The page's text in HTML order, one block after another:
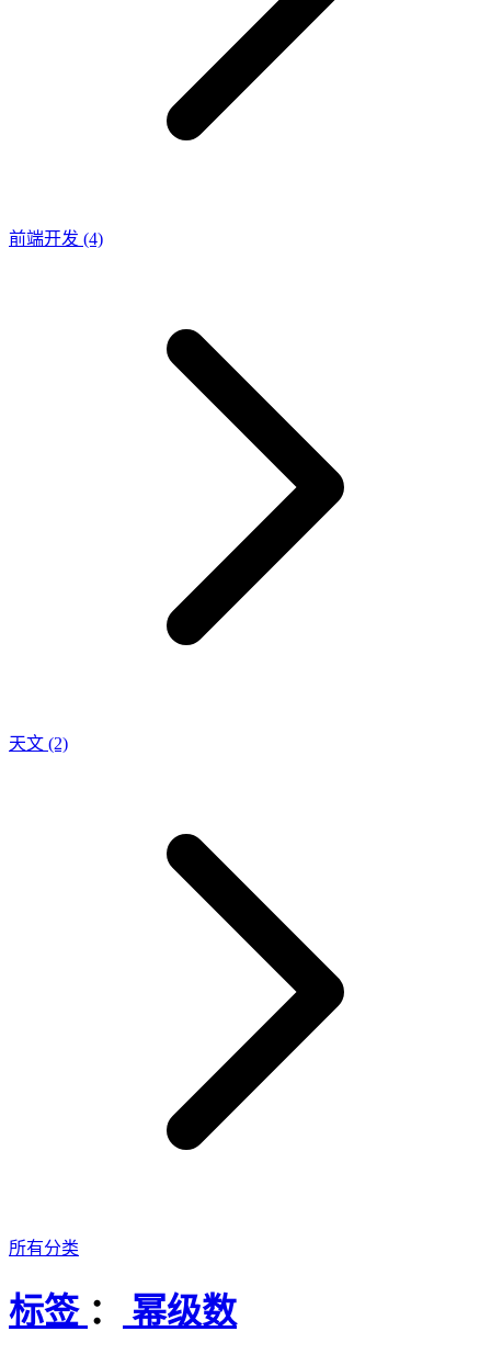
前端开发 (4)
天文 (2)
所有分类
标签 ： 幂级数